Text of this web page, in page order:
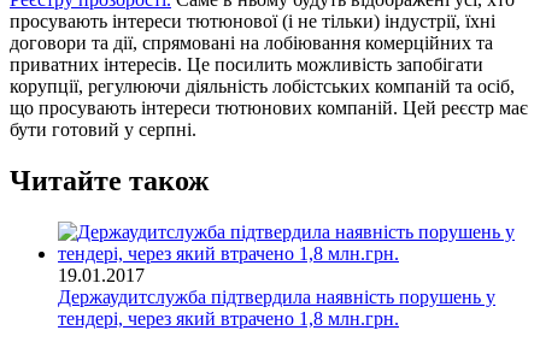
просувають інтереси тютюнової (і не тільки) індустрії, їхні
договори та дії, спрямовані на лобіювання комерційних та
приватних інтересів. Це посилить можливість запобігати
корупції, регулюючи діяльність лобістських компаній та осіб,
що просувають інтереси тютюнових компаній. Цей реєстр має
бути готовий у серпні.
Читайте також
19.01.2017
Держаудитслужба підтвердила наявність порушень у
тендері, через який втрачено 1,8 млн.грн.